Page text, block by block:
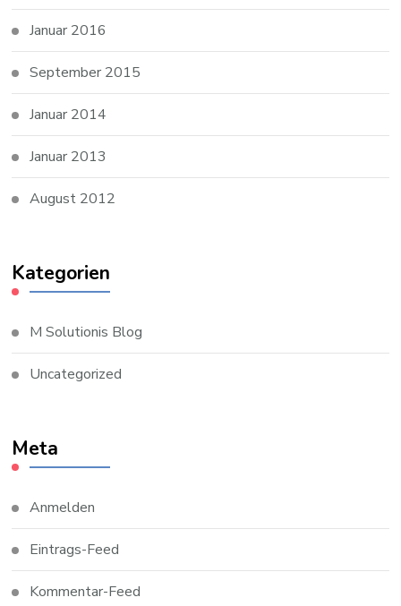
Januar 2016
September 2015
Januar 2014
Januar 2013
August 2012
Kategorien
M Solutionis Blog
Uncategorized
Meta
Anmelden
Eintrags-Feed
Kommentar-Feed